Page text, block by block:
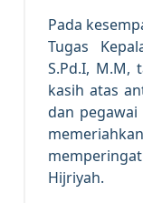
Pada
Tugas
S.Pd.I, M.M,
kasih atas
dan
Hijriyah.